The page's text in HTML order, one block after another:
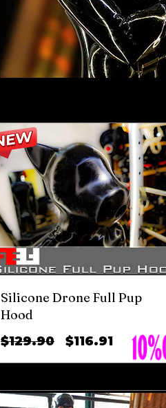
Silicone Drone Full Pup
Hood
$129.90
ราคา
$116.91ราคา
ขาย